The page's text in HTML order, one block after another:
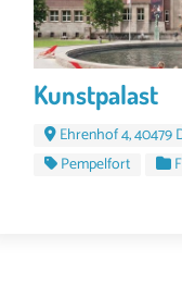
Kunstpalast
Ehrenhof 4, 40479
Pempelfort